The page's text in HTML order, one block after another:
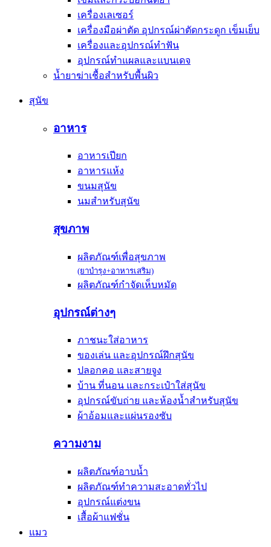
เครื่องเลเซอร์
เครื่องมือผ่าตัด อุปกรณ์ผ่าตัดกระดูก เข็มเย็บ
เครื่องและอุปกรณ์ทำฟัน
อุปกรณ์ทำแผลและแบนเดจ
น้ำยาฆ่าเชื้อสำหรับพื้นผิว
สุนัข
อาหาร
อาหารเปียก
อาหารแห้ง
ขนมสุนัข
นมสำหรับสุนัข
สุขภาพ
ผลิตภัณฑ์เพื่อสุขภาพ
(ยาบำรุง+อาหารเสริม)
ผลิตภัณฑ์กำจัดเห็บหมัด
อุปกรณ์ต่างๆ
ภาชนะใส่อาหาร
ของเล่น และอุปกรณ์ฝึกสุนัข
ปลอกคอ และสายจูง
บ้าน ที่นอน และกระเป๋าใส่สุนัข
อุปกรณ์ขับถ่าย และห้องน้ำสำหรับสุนัข
ผ้าอ้อมและแผ่นรองซับ
ความงาม
ผลิตภัณฑ์อาบน้ำ
ผลิตภัณฑ์ทำความสะอาดทั่วไป
อุปกรณ์แต่งขน
เสื้อผ้าแฟชั่น
แมว